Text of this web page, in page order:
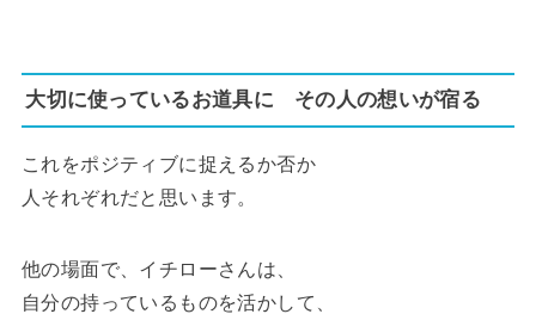
大切に使っているお道具に その人の想いが宿る
これをポジティブに捉えるか否か
人それぞれだと思います。
他の場面で、イチローさんは、
自分の持っているものを活かして、